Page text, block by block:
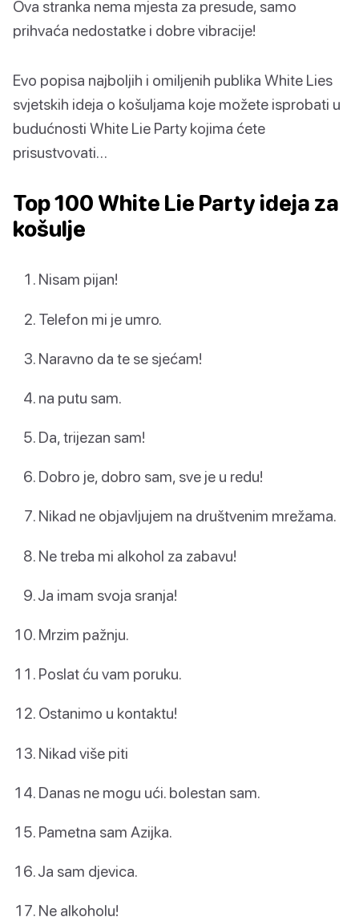
Ova stranka nema mjesta za presude, samo
prihvaća nedostatke i dobre vibracije!
Evo popisa najboljih i omiljenih publika White Lies
svjetskih ideja o košuljama koje možete isprobati u
budućnosti White Lie Party kojima ćete
prisustvovati…
Top 100 White Lie Party ideja za
košulje
Nisam pijan!
Telefon mi je umro.
Naravno da te se sjećam!
na putu sam.
Da, trijezan sam!
Dobro je, dobro sam, sve je u redu!
Nikad ne objavljujem na društvenim mrežama.
Ne treba mi alkohol za zabavu!
Ja imam svoja sranja!
Mrzim pažnju.
Poslat ću vam poruku.
Ostanimo u kontaktu!
Nikad više piti
Danas ne mogu ući. bolestan sam.
Pametna sam Azijka.
Ja sam djevica.
Ne alkoholu!